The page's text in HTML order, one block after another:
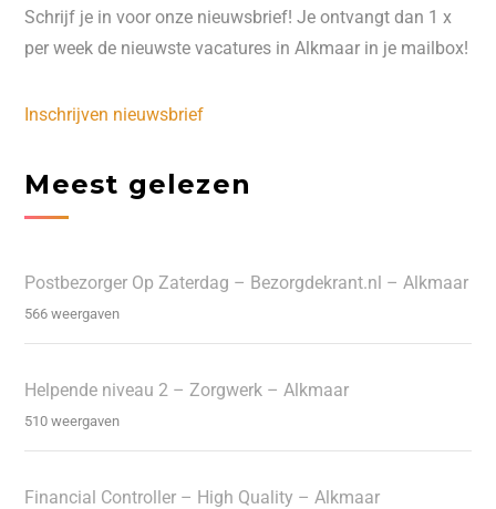
Schrijf je in voor onze nieuwsbrief! Je ontvangt dan 1 x
per week de nieuwste vacatures in Alkmaar in je mailbox!
Inschrijven nieuwsbrief
Meest gelezen
Postbezorger Op Zaterdag – Bezorgdekrant.nl – Alkmaar
566 weergaven
Helpende niveau 2 – Zorgwerk – Alkmaar
510 weergaven
Financial Controller – High Quality – Alkmaar